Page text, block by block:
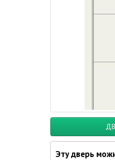
Эту дверь